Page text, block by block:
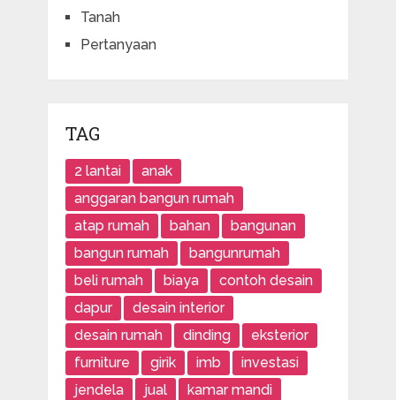
Tanah
Pertanyaan
TAG
2 lantai
anak
anggaran bangun rumah
atap rumah
bahan
bangunan
bangun rumah
bangunrumah
beli rumah
biaya
contoh desain
dapur
desain interior
desain rumah
dinding
eksterior
furniture
girik imb
investasi
jendela
jual
kamar mandi